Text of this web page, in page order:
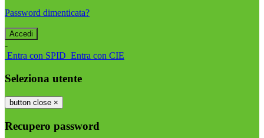
Password dimenticata?
-
Entra con SPID Entra con CIE
Seleziona utente
button close ×
Recupero password